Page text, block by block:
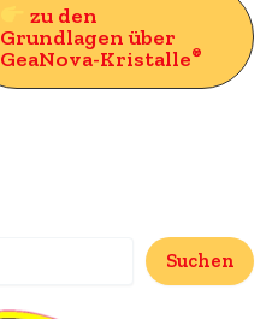
zu den
Grundlagen über
GeaNova-Kristalle®
Suchen